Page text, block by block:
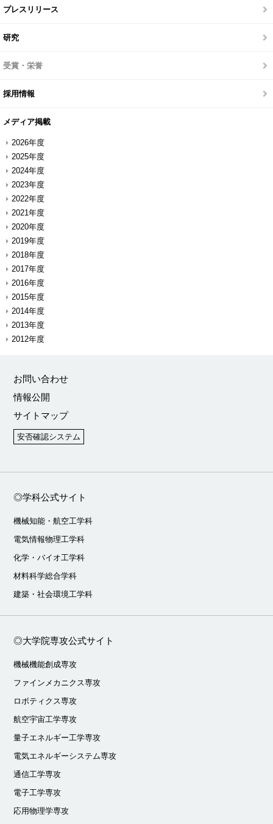
プレスリリース
研究
受賞・栄誉
採用情報
メディア掲載
2026年度
2025年度
2024年度
2023年度
2022年度
2021年度
2020年度
2019年度
2018年度
2017年度
2016年度
2015年度
2014年度
2013年度
2012年度
お問い合わせ
情報公開
サイトマップ
安否確認システム
◎学科公式サイト
機械知能・航空工学科
電気情報物理工学科
化学・バイオ工学科
材料科学総合学科
建築・社会環境工学科
◎大学院専攻公式サイト
機械機能創成専攻
ファインメカニクス専攻
ロボティクス専攻
航空宇宙工学専攻
量子エネルギー工学専攻
電気エネルギーシステム専攻
通信工学専攻
電子工学専攻
応用物理学専攻